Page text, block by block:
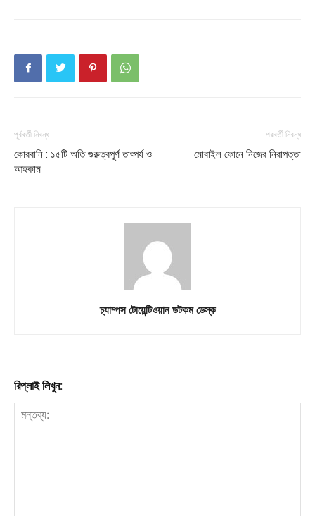
পূর্ববর্তী নিবন্ধ
কোরবানি : ১৫টি অতি গুরুত্বপূর্ণ তাৎপর্য ও
আহকাম
পরবর্তী নিবন্ধ
মোবাইল ফোনে নিজের নিরাপত্তা
চ্যাম্পস টোয়েন্টিওয়ান ডটকম ডেস্ক
রিপ্লাই লিখুন: